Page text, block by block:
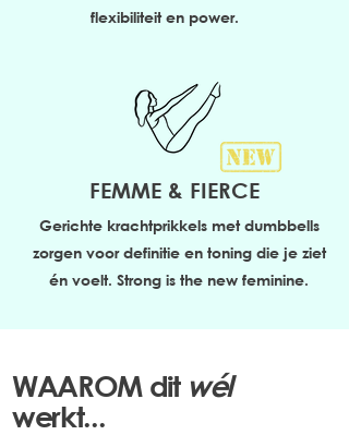
flexibiliteit en power.
FEMME & FIERCE
Gerichte krachtprikkels met dumbbells
zorgen voor definitie en toning die je ziet
én voelt. Strong is the new feminine.
WAAROM dit wél
werkt...